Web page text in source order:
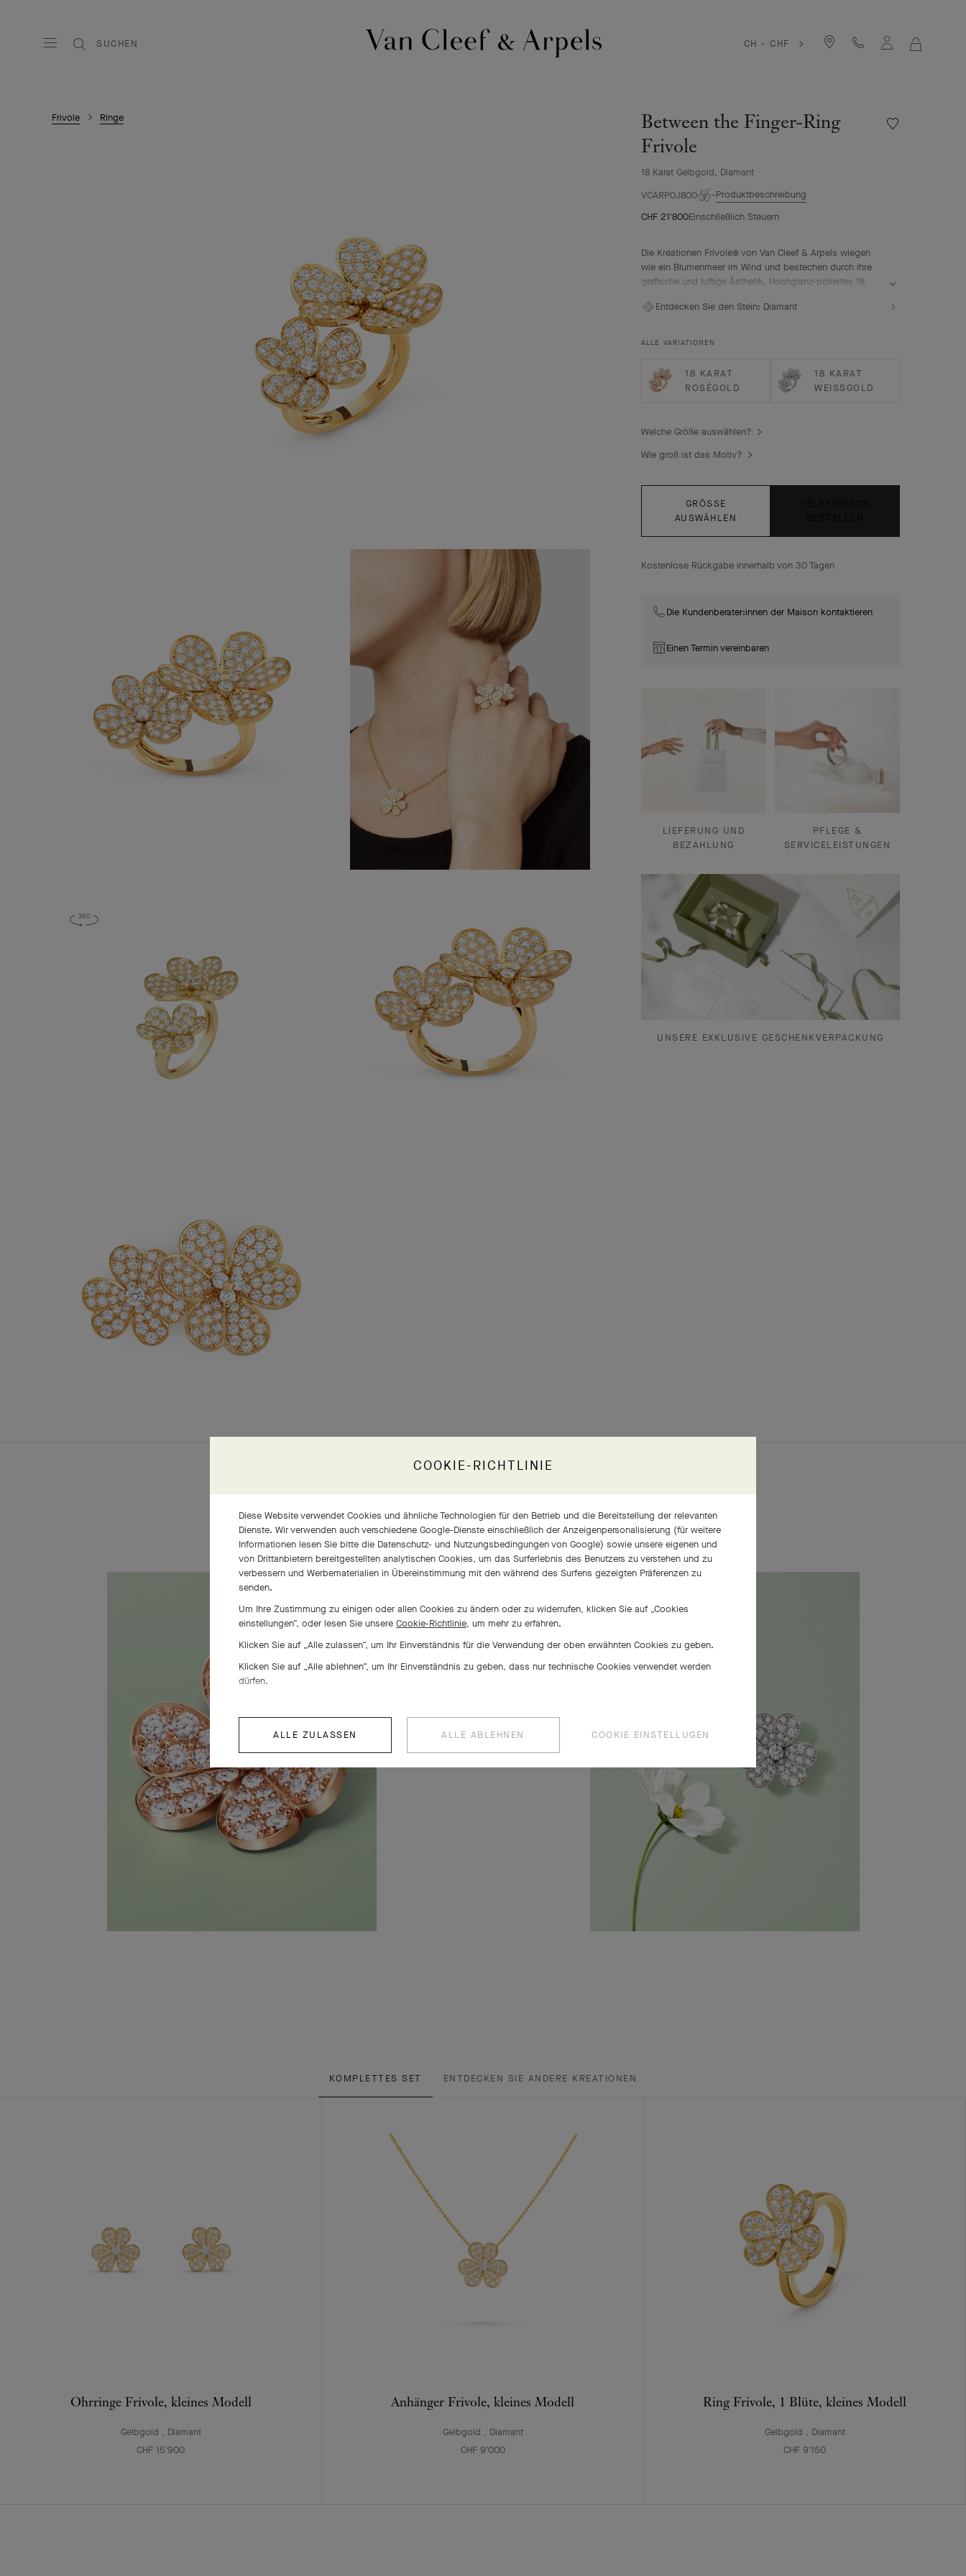
SUCHEN
CH - CHF
Frivole Ringe
Between the Finger-Ring
Frivole
18 Karat Gelbgold, Diamant
Meine
VCARP0J800
Produktbeschreibung
CHF 21'800Einschließlich Steuern
Die Kreationen Frivole® von Van Cleef & Arpels wiegen
wie ein Blumenmeer im Wind und bestechen durch ihre
grafische und luftige Ästhetik. Hochglanz-poliertes 18
Blütenblättern verleihen einen einzigartigen Glanz.
Diamanten
Entdecken Sie den Stein: Diamant
ALLE VARIATIONEN
18 KARAT
ROSÉGOLD
18 KARAT
WEISSGOLD
Welche Größe auswählen?
Wie groß ist das Motiv?
GRÖSSE
AUSWÄHLEN
Kostenlose Rückgabe innerhalb von 30 Tagen
Die Kundenberater:innen der Maison kontaktieren
Einen Termin vereinbaren
LIEFERUNG UND
BEZAHLUNG
PFLEGE &
SERVICELEISTUNGEN
UNSERE EXKLUSIVE GESCHENKVERPACKUNG
KOMPLETTES SET ENTDECKEN SIE ANDERE KREATIONEN
Ohrringe Frivole, kleines Modell
Gelbgold , Diamant
CHF 15'900
Anhänger Frivole, kleines Modell
Gelbgold , Diamant
CHF 9'000
Ring Frivole, 1 Blüte, kleines Modell
Gelbgold , Diamant
CHF 9'150
COOKIE-RICHTLINIE
Diese Website verwendet Cookies und ähnliche Technologien für den Betrieb und die Bereitstellung der relevanten
Dienste. Wir verwenden auch verschiedene Google-Dienste einschließlich der Anzeigenpersonalisierung (für weitere
Informationen lesen Sie bitte die Datenschutz- und Nutzungsbedingungen von Google) sowie unsere eigenen und
von Drittanbietern bereitgestellten analytischen Cookies, um das Surferlebnis des Benutzers zu verstehen und zu
verbessern und Werbematerialien in Übereinstimmung mit den während des Surfens gezeigten Präferenzen zu
senden.
Um Ihre Zustimmung zu einigen oder allen Cookies zu ändern oder zu widerrufen, klicken Sie auf „Cookies
einstellungen“, oder lesen Sie unsere Cookie-Richtlinie, um mehr zu erfahren.
Klicken Sie auf „Alle zulassen“, um Ihr Einverständnis für die Verwendung der oben erwähnten Cookies zu geben.
Klicken Sie auf „Alle ablehnen“, um Ihr Einverständnis zu geben, dass nur technische Cookies verwendet werden
dürfen.
ALLE ZULASSEN ALLE ABLEHNEN COOKIE EINSTELLUGEN